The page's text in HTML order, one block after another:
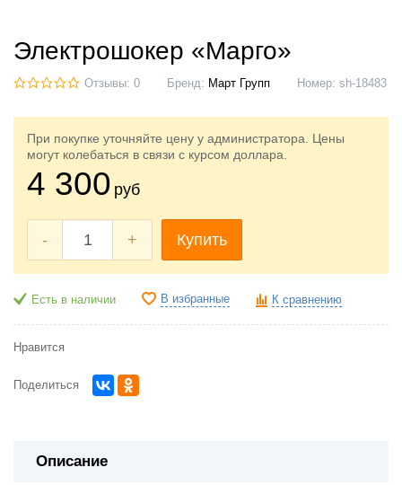
Электрошокер «Марго»
Отзывы: 0 Бренд: Март Групп Номер: sh-18483
При покупке уточняйте цену у администратора. Цены
могут колебаться в связи с курсом доллара.
4 300 руб
- + Купить
Есть в наличии В избранные К сравнению
Нравится
Поделиться
Описание